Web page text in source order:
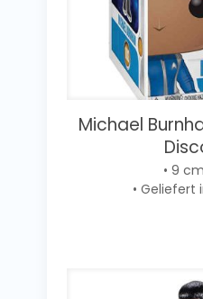
Michael
• 9
• Geliefert